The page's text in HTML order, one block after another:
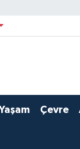
Çevre